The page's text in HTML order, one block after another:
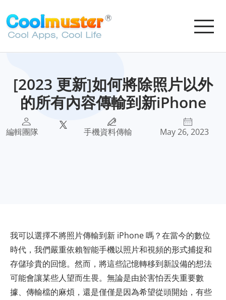
[2023 更新]如何將除照片以外
的所有內容傳輸到新iPhone
編輯團隊 手機資料傳輸 May 26, 2023
我可以選擇不將照片傳輸到新 iPhone 嗎？在當今的數位
時代，我們嚴重依賴智能手機以照片和視頻的形式捕捉和
存儲珍貴的回憶。然而，將這些記憶轉移到新設備的想法
可能會讓某些人望而生畏。無論是由於害怕丟失重要數
據、傳輸檔的麻煩，還是僅僅是因為希望從頭開始，有些